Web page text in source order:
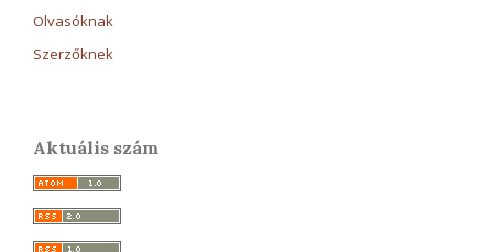
Olvasóknak
Szerzőknek
Aktuális szám